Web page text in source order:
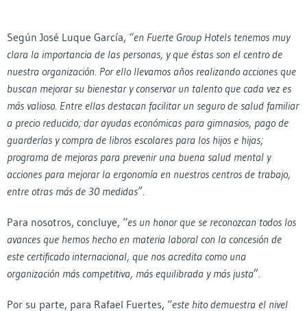
Según José Luque García, “en Fuerte Group Hotels tenemos muy
clara la importancia de las personas, y que éstas son el centro de
nuestra organización. Por ello llevamos años realizando acciones que
buscan mejorar su bienestar y conservar un talento que cada vez es
más valioso. Entre ellas destacan facilitar un seguro de salud familiar
a precio reducido; dar ayudas económicas para gimnasios, pago de
guarderías y compra de libros escolares para los hijos e hijas;
programa de mejoras para prevenir una buena salud mental y
acciones para mejorar la ergonomía en nuestros centros de trabajo,
entre otras más de 30 medidas”.
Para nosotros, concluye, “es un honor que se reconozcan todos los
avances que hemos hecho en materia laboral con la concesión de
este certificado internacional, que nos acredita como una
organización más competitiva, más equilibrada y más justa”.
Por su parte, para Rafael Fuertes, “este hito demuestra el nivel